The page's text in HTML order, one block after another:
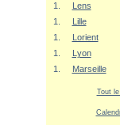
1.
Lens
1.
Lille
1.
Lorient
1.
Lyon
1.
Marseille
Tout